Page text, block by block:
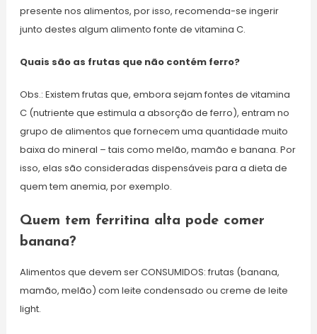
presente nos alimentos, por isso, recomenda-se ingerir
junto destes algum alimento fonte de vitamina C.
Quais são as frutas que não contém ferro?
Obs.: Existem frutas que, embora sejam fontes de vitamina
C (nutriente que estimula a absorção de ferro), entram no
grupo de alimentos que fornecem uma quantidade muito
baixa do mineral – tais como melão, mamão e banana. Por
isso, elas são consideradas dispensáveis para a dieta de
quem tem anemia, por exemplo.
Quem tem ferritina alta pode comer
banana?
Alimentos que devem ser CONSUMIDOS: frutas (banana,
mamão, melão) com leite condensado ou creme de leite
light.